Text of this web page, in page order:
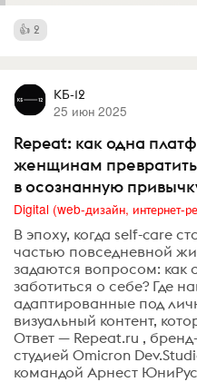
2
КБ-12
25 июн 2025
Repeat: как одна
женщинам превратить
в осознанную
В эпоху, когда self-care
частью повседневной
задаются вопросом: как
заботиться о себе? Где
адаптированные под
визуальный контент,
Ответ — Repeat.ru ,
студией Omicron
командой Арнест